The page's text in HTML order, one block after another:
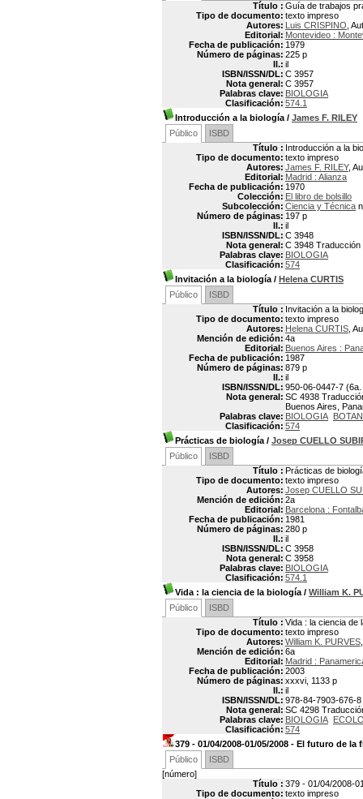
Título : Guía de trabajos
Tipo de documento: texto impreso
Autores: Luis CRISPINO ,
Editorial: Montevideo :
Fecha de publicación: 1979
Número de páginas: 225 p
Il.: il
ISBN/ISSN/DL: C 3957
Nota general: C 3957
Palabras clave: BIOLOGIA
Clasificación: 574.1
Introducción a la biología / James F. RILEY
Público
ISBD
Título : Introducción a la
Tipo de documento: texto impreso
Autores: James F. RILEY,
Editorial: Madrid : Alianza
Fecha de publicación: 1970
Colección: El libro de bolsillo
Subcolección: Ciencia y Técnica
Número de páginas: 197 p
Il.: il
ISBN/ISSN/DL: C 3948
Nota general: C 3948 Traducción
Palabras clave: BIOLOGIA
Clasificación: 574
Invitación a la biología / Helena CURTIS
Público
ISBD
Título : Invitación a la
Tipo de documento: texto impreso
Autores: Helena CURTIS ,
Mención de edición: 4a
Editorial: Buenos Aires :
Fecha de publicación: 1987
Número de páginas: 879 p
Il.: il
ISBN/ISSN/DL: 950-06-0447-7
Nota general: SC 4938
Buenos Aires,
Palabras clave: BIOLOGIA
Clasificación: 574
Prácticas de biología / Josep CUELLO
Público
ISBD
Título : Prácticas de
Tipo de documento: texto impreso
Autores: Josep CUELLO
Mención de edición: 2a
Editorial: Barcelona :
Fecha de publicación: 1981
Número de páginas: 280 p
Il.: il
ISBN/ISSN/DL: C 3958
Nota general: C 3958
Palabras clave: BIOLOGIA
Clasificación: 574.1
Vida : la ciencia de la biología / William K.
Público
ISBD
Título : Vida : la ciencia de
Tipo de documento: texto impreso
Autores: William K. PURVES
Mención de edición: 6a
Editorial: Madrid :
Fecha de publicación: 2003
Número de páginas: xxxvi, 1133 p
Il.: il
ISBN/ISSN/DL: 978-84-7903-676-8
Nota general: SC 4298
Palabras clave: BIOLOGIA
Clasificación: 574
379 - 01/04/2008-01/05/2008 - El futuro de
Público
ISBD
[número]
Título : 379 - 01/04/2008-
Tipo de documento: texto impreso